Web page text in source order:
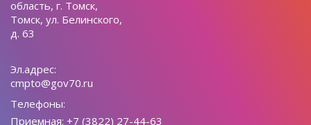
область, г. Томск,
Томск, ул. Белинского,
д. 63
Эл.адрес:
cmpto@gov70.ru
Телефоны:
Приемная: +7 (3822) 27-44-63